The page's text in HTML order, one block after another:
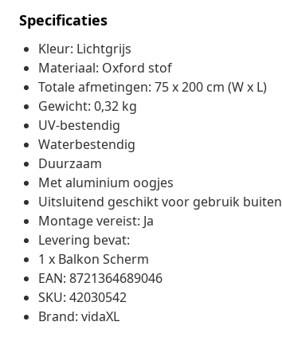
Specificaties
Kleur: Lichtgrijs
Materiaal: Oxford stof
Totale afmetingen: 75 x 200 cm (W x L)
Gewicht: 0,32 kg
UV-bestendig
Waterbestendig
Duurzaam
Met aluminium oogjes
Uitsluitend geschikt voor gebruik buiten
Montage vereist: Ja
Levering bevat:
1 x Balkon Scherm
EAN: 8721364689046
SKU: 42030542
Brand: vidaXL